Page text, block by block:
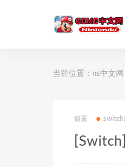
当前位置： ns中文网
逍遥 switch